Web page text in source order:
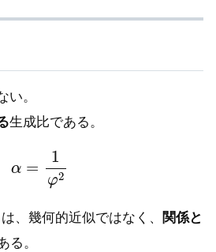
。
生成比である。
φ2
は、幾何的近似ではなく、
関係と
る。